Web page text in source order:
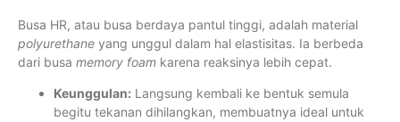
Busa HR, atau busa berdaya pantul tinggi, adalah material
polyurethane yang unggul dalam hal elastisitas. Ia berbeda
dari busa memory foam karena reaksinya lebih cepat.
Keunggulan: Langsung kembali ke bentuk semula
begitu tekanan dihilangkan, membuatnya ideal untuk